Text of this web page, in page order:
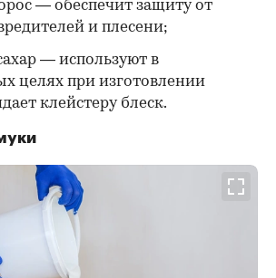
— обеспечит защиту от
и плесени;
— используют в
целях при изготовлении
клейстеру блеск.